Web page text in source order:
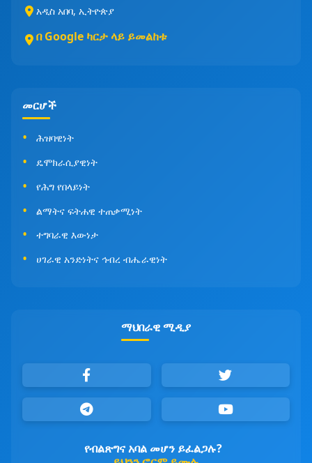
አዲስ አበባ, ኢትዮጵያ
በ Google ካርታ ላይ ይመልከቱ
መርሆች
ሕዝባዊነት
ዴሞክራሲያዊነት
የሕግ የበላይነት
ልማትና ፍትሐዊ ተጠቃሚነት
ተግባራዊ እውነታ
ሀገራዊ አንድነትና ኅብረ ብሔራዊነት
ማህበራዊ ሚዲያ
የብልጽግና አባል መሆን ይፈልጋሉ?